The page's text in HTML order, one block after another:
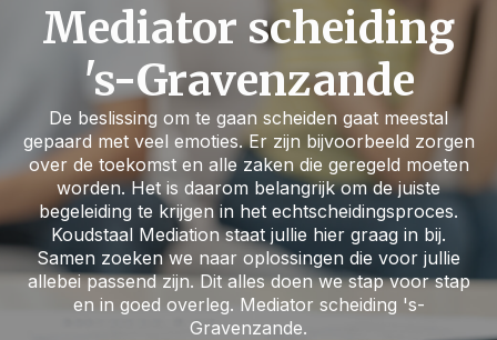
Mediator scheiding
's-Gravenzande
De beslissing om te gaan scheiden gaat meestal
gepaard met veel emoties. Er zijn bijvoorbeeld zorgen
over de toekomst en alle zaken die geregeld moeten
worden. Het is daarom belangrijk om de juiste
begeleiding te krijgen in het echtscheidingsproces.
Koudstaal Mediation staat jullie hier graag in bij.
Samen zoeken we naar oplossingen die voor jullie
allebei passend zijn. Dit alles doen we stap voor stap
en in goed overleg. Mediator scheiding 's-
Gravenzande.